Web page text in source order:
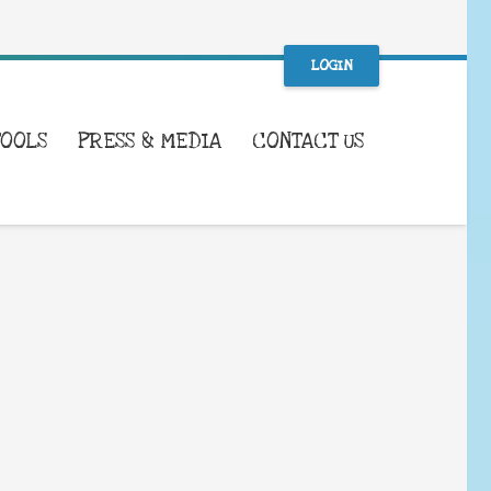
LOGIN
PRESS & MEDIA CONTACT US